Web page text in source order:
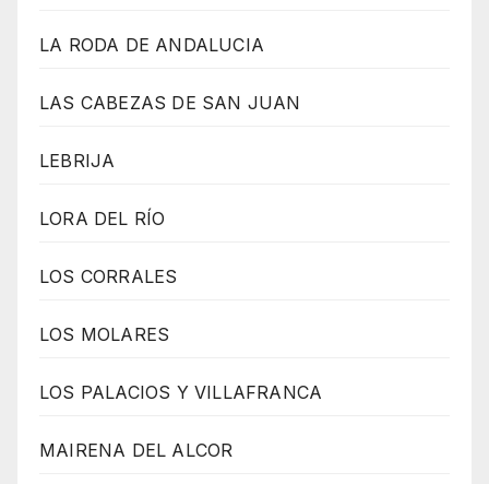
LA RODA DE ANDALUCIA
LAS CABEZAS DE SAN JUAN
LEBRIJA
LORA DEL RÍO
LOS CORRALES
LOS MOLARES
LOS PALACIOS Y VILLAFRANCA
MAIRENA DEL ALCOR